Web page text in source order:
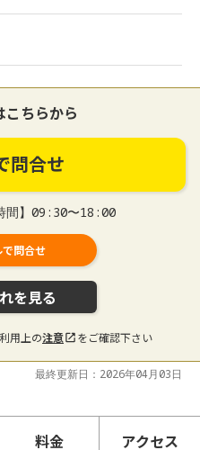
こちらから
問合せ
間】09:30〜18:00
で問合せ
を見る
用上の注意 をご確認下さい
最終更新日：2026年04月03日
料金 アクセス